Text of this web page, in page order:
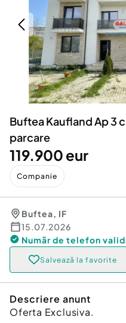
Servicii
Animale de companie
Afaceri și
Inchiriere Bunuri si
Utilaje agricole si
Piese auto si accesorii
Dacia Duster
Buftea Kaufland Ap 3
parcare
119.900 eur
Companie
Buftea, IF
15.07.2026
Număr de telefon
Salvează la favorite
Descriere anunt
Oferta Exclusiva.